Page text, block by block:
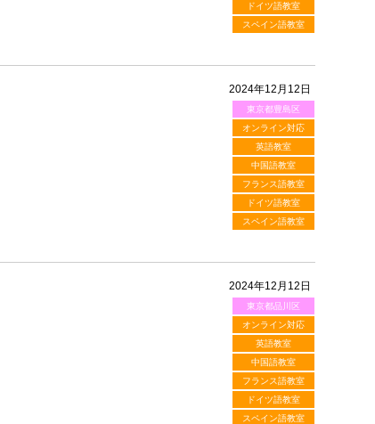
ドイツ語教室
スペイン語教室
2024年12月12日
東京都豊島区
オンライン対応
英語教室
中国語教室
フランス語教室
ドイツ語教室
スペイン語教室
2024年12月12日
東京都品川区
オンライン対応
英語教室
中国語教室
フランス語教室
ドイツ語教室
スペイン語教室